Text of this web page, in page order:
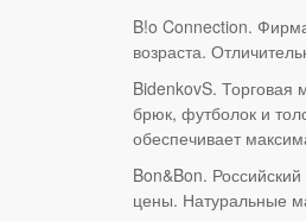
B!o Connection.
возраста.
BidenkovS. Торговая
брюк, футболок и
обеспечивает
Bon&Bon.
цены. Натуральные